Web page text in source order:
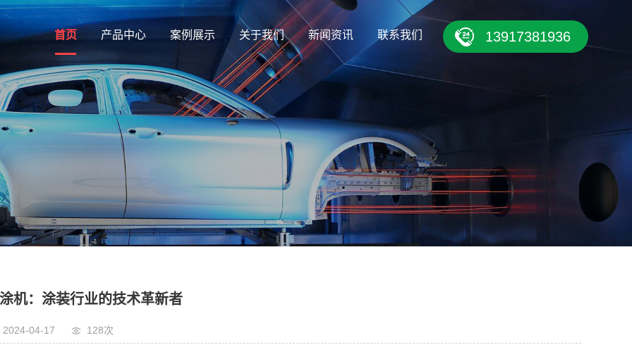
13917381936
首页 产品中心 案例展示 关于我们 新闻资讯 联系我们
机：涂装行业的技术革新者
2024-04-17 128次